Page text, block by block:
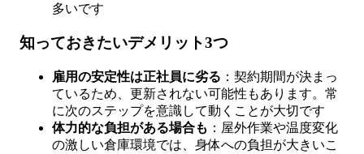
多いです
知っておきたいデメリット3つ
雇用の安定性は正社員に劣る ：契約期間が決まっ
ているため、更新されない可能性もあります。常
に次のステップを意識して動くことが大切です
体力的な負担がある場合も ：屋外作業や温度変化
の激しい倉庫環境では、身体への負担が大きいこ